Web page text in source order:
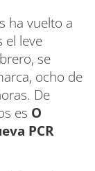
ha vuelto a
el leve
se
ocho de
De
es O
PCR